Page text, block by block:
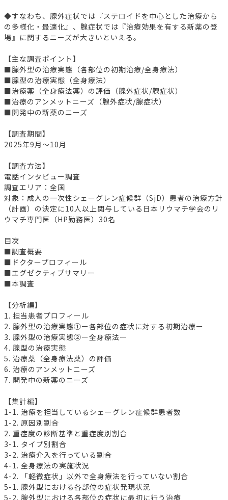
◆すなわち、腺外症状では『ステロイドを中心とした治療から
の多様化・最適化』、腺症状では『治療効果を有する新薬の登
場』に関するニーズが大きいといえる。
【主な調査ポイント】
■腺外型の治療実態（各部位の初期治療/全身療法）
■腺型の治療実態（全身療法）
■治療薬（全身療法薬）の評価（腺外症状/腺症状）
■治療のアンメットニーズ（腺外症状/腺症状）
■開発中の新薬のニーズ
【調査期間】
2025年9月～10月
【調査方法】
電話インタビュー調査
調査エリア：全国
対象：成人の一次性シェーグレン症候群（SjD）患者の治療方針
（計画）の決定に10人以上関与している日本リウマチ学会のリ
ウマチ専門医（HP勤務医）30名
目次
■調査概要
■ドクタープロフィール
■エグゼクティブサマリー
■本調査
【分析編】
1. 担当患者プロフィール
2. 腺外型の治療実態①ー各部位の症状に対する初期治療ー
3. 腺外型の治療実態②ー全身療法ー
4. 腺型の治療実態
5. 治療薬（全身療法薬）の評価
6. 治療のアンメットニーズ
7. 開発中の新薬のニーズ
【集計編】
1-1. 治療を担当しているシェーグレン症候群患者数
1-2. 原因別割合
2. 重症度の診断基準と重症度別割合
3-1. タイプ別割合
3-2. 治療介入を行っている割合
4-1. 全身療法の実施状況
4-2. 「軽微症状」以外で全身療法を行っていない割合
5-1. 腺外型における各部位の症状発現状況
5-2. 腺外型における各部位の症状に最初に行う治療